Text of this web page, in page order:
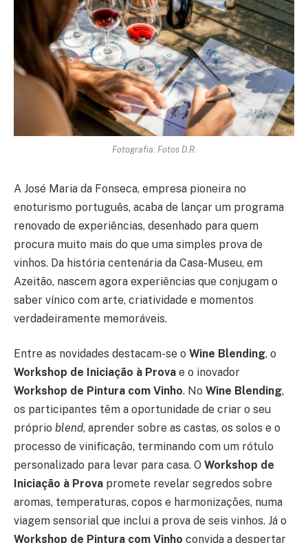
Fotografia: Fotos D.R.
A José Maria da Fonseca, empresa pioneira no
enoturismo português, acaba de lançar um programa
renovado de experiências, desenhado para quem
procura muito mais do que uma simples prova de
vinhos. Da história centenária da Casa-Museu, em
Azeitão, nascem agora experiências que conjugam o
saber vínico com arte, criatividade e momentos
verdadeiramente memoráveis.
Entre as novidades destacam-se o Wine Blending, o
Workshop de Iniciação à Prova e o inovador
Workshop de Pintura com Vinho. No Wine Blending,
os participantes têm a oportunidade de criar o seu
próprio blend, aprender sobre as castas, os solos e o
processo de vinificação, terminando com um rótulo
personalizado para levar para casa. O Workshop de
Iniciação à Prova promete revelar segredos sobre
aromas, temperaturas, copos e harmonizações, numa
viagem sensorial que inclui a prova de seis vinhos. Já o
Workshop de Pintura com Vinho convida a despertar